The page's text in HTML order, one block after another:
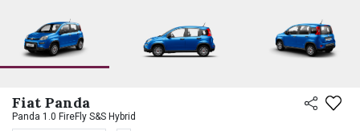
Fiat Panda
Panda 1.0 FireFly S&S Hybrid
VALUTA E VENDI